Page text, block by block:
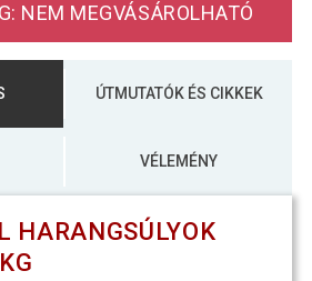
MOVIT 20 kg 15 790 Ft
NEM MEGVÁSÁROLHATÓ
ÚTMUTATÓK ÉS CIKKEK
VÉLEMÉNY
HARANGSÚLYOK